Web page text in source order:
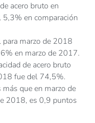
acero bruto en
en comparación
para marzo de 2018
en marzo de 2017.
de acero bruto
fue del 74,5%.
que en marzo de
2018, es 0,9 puntos